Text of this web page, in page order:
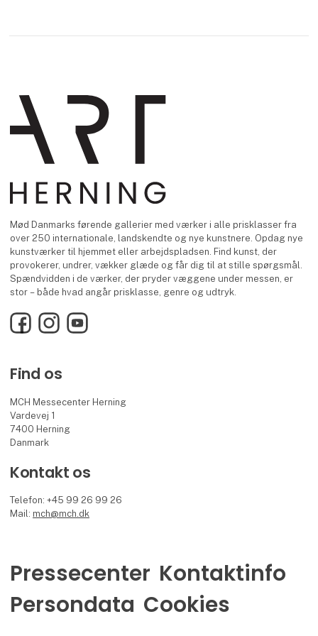
Mød Danmarks førende gallerier med værker i alle prisklasser fra
over 250 internationale, landskendte og nye kunstnere. Opdag nye
kunstværker til hjemmet eller arbejdspladsen. Find kunst, der
provokerer, undrer, vækker glæde og får dig til at stille spørgsmål.
Spændvidden i de værker, der pryder væggene under messen, er
stor – både hvad angår prisklasse, genre og udtryk.
FacebookInstagramYouTube
Find os
MCH Messecenter Herning
Vardevej 1
7400 Herning
Danmark
Kontakt os
Telefon: +45 99 26 99 26
Mail: mch@mch.dk
Pressecenter Kontaktinfo
Persondata Cookies